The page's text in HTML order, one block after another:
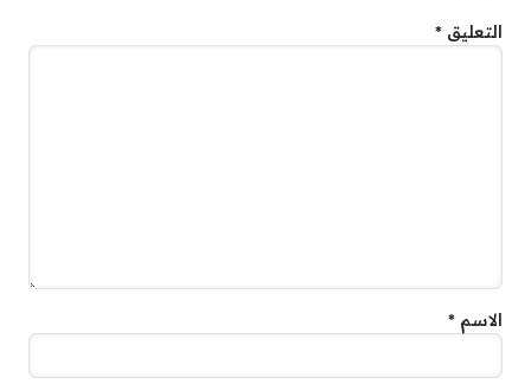
التعليق *
الاسم *